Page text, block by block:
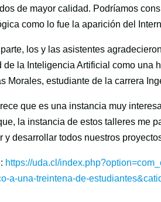
de mayor calidad. Podríamos
como lo fue la aparición del
los y las asistentes
de la Inteligencia Artificial como una
Morales, estudiante de la carrera
que es una instancia muy
la instancia de estos talleres me
y desarrollar todos nuestros
https://uda.cl/
a-una-treintena-de-